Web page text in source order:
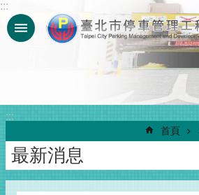
跳到主要內容區塊
:::
:::
首頁
最新消息